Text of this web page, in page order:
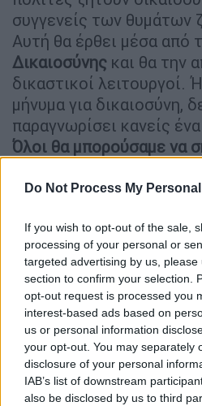
Do Not Process My
If you wish to opt-out of the sale,
processing of your personal or
targeted advertising by us,
section to confirm your selection.
opt-out request is processed you
interest-based ads based on
us or personal information
your opt-out. You may separately
disclosure of your personal
IAB’s list of downstream
also be disclosed by us to third
συγγενείς των θυμάτων
Αυτή θα έρθει μέσα από
Δικαιοσύνης και θα την
δικαστικοί λειτουργοί.
μήνυμα για δικαιοσύνη,
παραγνωρίσει κανείς
Όλοι θα μπορούσαμε να
κανείς δεν μπορεί να
Στεκόμαστε με σεβασμό
σκύβουμε το κεφάλι
ανέφερε ο κ. Μαρινάκης
ερώτηση για τις
Αθήνα και σε άλλες
την τραγωδίατων
Οι πολίτες, σημείωσε,
συναισθήματα της οργής